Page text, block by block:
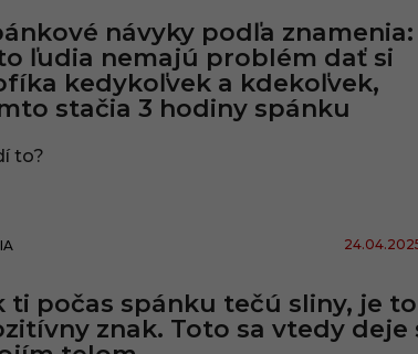
návyky podľa znamenia:
ľudia nemajú problém dať si
kedykoľvek a kdekoľvek,
stačia 3 hodiny spánku
to?
ti počas spánku tečú sliny, je to
znak. Toto sa vtedy deje